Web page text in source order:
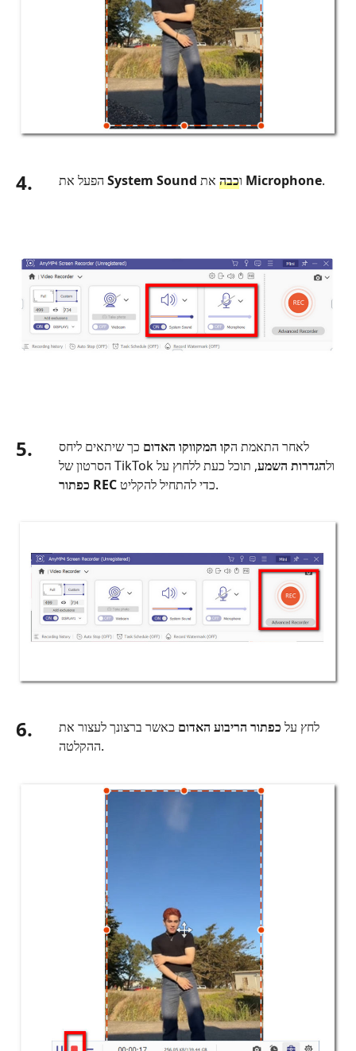
4. System Sound וכבה Microphone.
5. לאחר התאמת הקו המקווקו האדום כך שיתאים ליחס
הסרטון של TikTok ולהגדרות השמע, תוכל כעת ללחוץ על
כפתור REC
כדי להתחיל להקליט.
6. לחץ על כפתור הריבוע האדום כאשר ברצונך לעצור את
ההקלטה.